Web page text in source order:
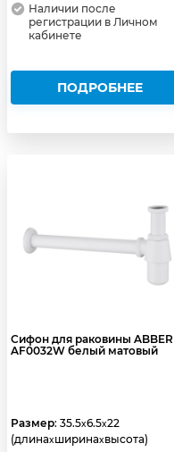
Наличии после
регистрации в Личном
кабинете
ПОДРОБНЕЕ
Сифон для раковины ABBER
AF0032W белый матовый
Размер: 35.5x6.5x22
(длинаxширинаxвысота)